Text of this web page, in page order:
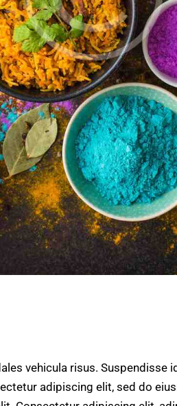
vehicula risus.
adipiscing elit, sed do